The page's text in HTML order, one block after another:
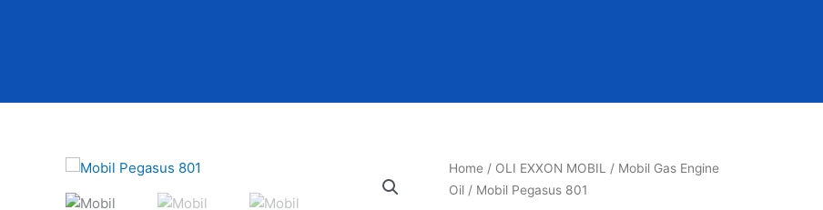
Home/ OLI EXXON MOBIL / Mobil Gas Engine
Oil/ Mobil Pegasus 801